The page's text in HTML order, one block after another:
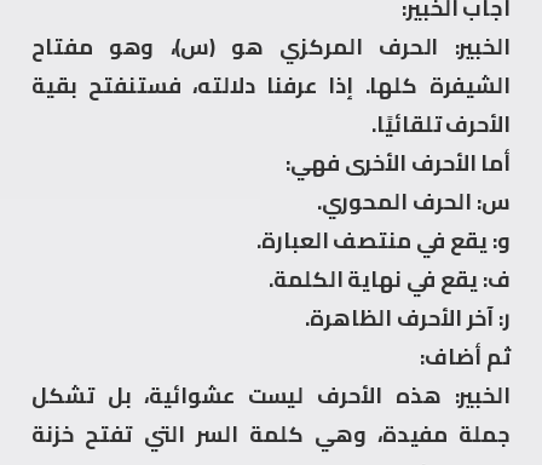
الخبير: الحرف المركزي هو (س)، وهو مفتاح
الشيفرة كلها. إذا عرفنا دلالته، فستنفتح بقية
الأحرف تلقائيًا.
أما الأحرف الأخرى فهي:
س: الحرف المحوري.
و: يقع في منتصف العبارة.
ف: يقع في نهاية الكلمة.
ر: آخر الأحرف الظاهرة.
ثم أضاف:
الخبير: هذه الأحرف ليست عشوائية، بل تشكل
جملة مفيدة، وهي كلمة السر التي تفتح خزنة